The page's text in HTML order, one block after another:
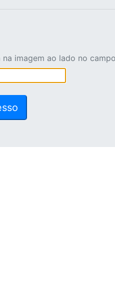
imagem ao lado no